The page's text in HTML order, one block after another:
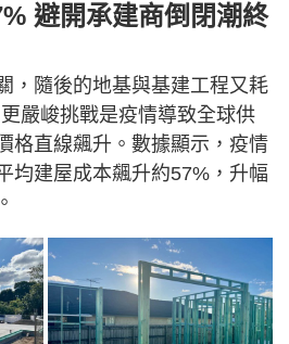
避開承建商倒閉潮終
，隨後的地基與基建工程又耗
嚴峻挑戰是疫情導致全球供
格直線飆升。數據顯示，疫情
均建屋成本飆升約57%，升幅